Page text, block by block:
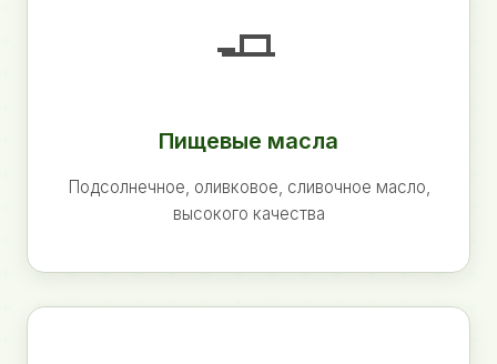
🧈
Пищевые масла
Подсолнечное, оливковое, сливочное масло,
высокого качества